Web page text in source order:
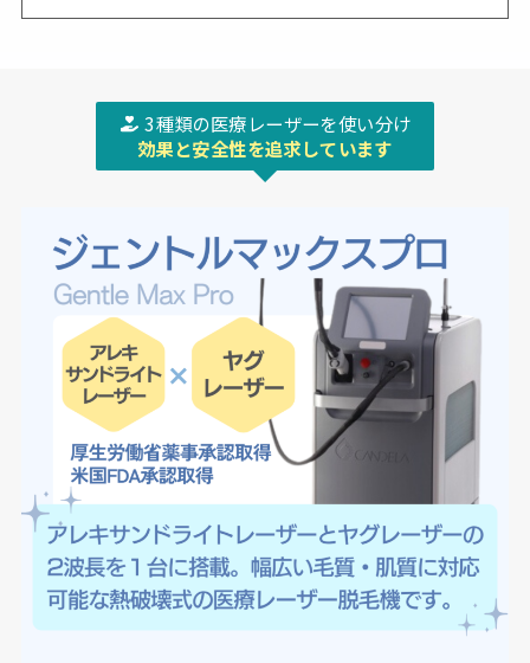
3種類の医療レーザーを使い分け
効果と安全性を追求しています